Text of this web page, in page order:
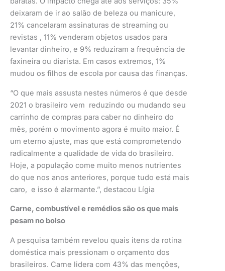
deixaram de ir ao salão de beleza ou manicure,
21% cancelaram assinaturas de streaming ou
revistas , 11% venderam objetos usados para
levantar dinheiro, e 9% reduziram a frequência de
faxineira ou diarista. Em casos extremos, 1%
mudou os filhos de escola por causa das finanças.
“O que mais assusta nestes números é que desde
2021 o brasileiro vem reduzindo ou mudando seu
carrinho de compras para caber no dinheiro do
mês, porém o movimento agora é muito maior. É
um eterno ajuste, mas que está comprometendo
radicalmente a qualidade de vida do brasileiro.
Hoje, a população come muito menos nutrientes
do que nos anos anteriores, porque tudo está mais
caro, e isso é alarmante.”, destacou Lígia
Carne, combustível e remédios são os que mais
pesam no bolso
A pesquisa também revelou quais itens da rotina
doméstica mais pressionam o orçamento dos
brasileiros. Carne lidera com 43% das menções,